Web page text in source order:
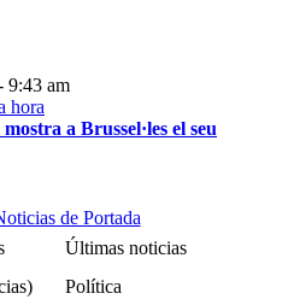
9:43 am
a Brussel·les el seu
de Portada
Últimas noticias
Política